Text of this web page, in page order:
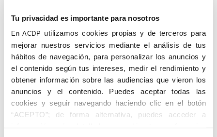
Tu privacidad es importante para nosotros
En ACDP utilizamos cookies propias y de terceros para
mejorar nuestros servicios mediante el análisis de tus
hábitos de navegación, para personalizar los anuncios y
el contenido según tus intereses, medir el rendimiento y
obtener información sobre las audiencias que vieron los
anuncios y el contenido. Puedes aceptar todas las
cookies y seguir navegando haciendo clic en el botón
“ACEPTO”; de forma alternativa, puedes acceder a
información más detallada y cambiar tus preferencias
el valor de la cristología de Nicea para nuestro